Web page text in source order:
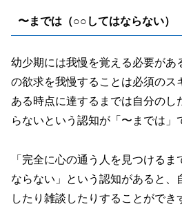
〜までは（○○してはならない）
幼少期には我慢を覚える必要があ
の欲求を我慢することは必須のス
ある時点に達するまでは自分のし
らないという認知が「〜までは」
「完全に心の通う人を見つける
ならない」という認知があると、
したり雑談したりすることができ